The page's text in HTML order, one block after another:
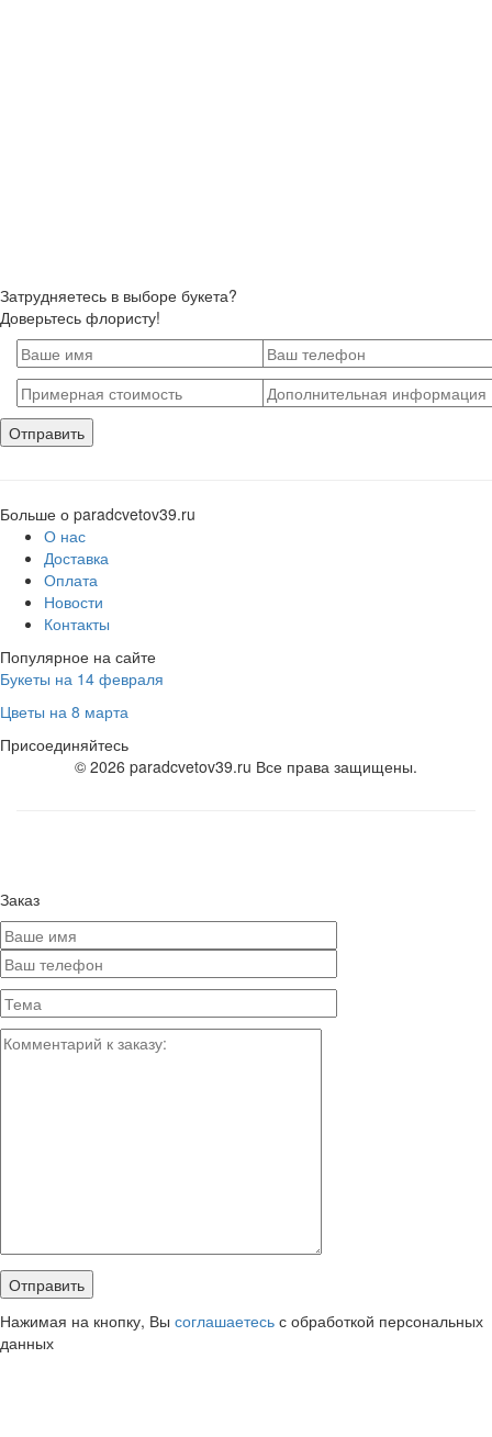
Затрудняетесь в выборе букета?
Доверьтесь флористу!
Больше о paradcvetov39.ru
О нас
Доставка
Оплата
Новости
Контакты
Популярное на сайте
Букеты на 14 февраля
Цветы на 8 марта
Присоединяйтесь
© 2026 paradcvetov39.ru Все права защищены.
Заказ
Нажимая на кнопку, Вы соглашаетесь с обработкой персональных
данных